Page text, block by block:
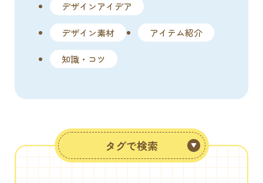
デザインアイデア
デザイン素材 アイテム紹介
知識・コツ
タグで検索